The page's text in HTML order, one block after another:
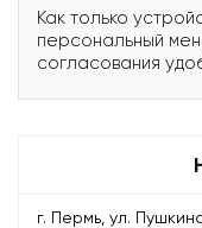
Как только
персональный
согласования
г. Пермь, ул.